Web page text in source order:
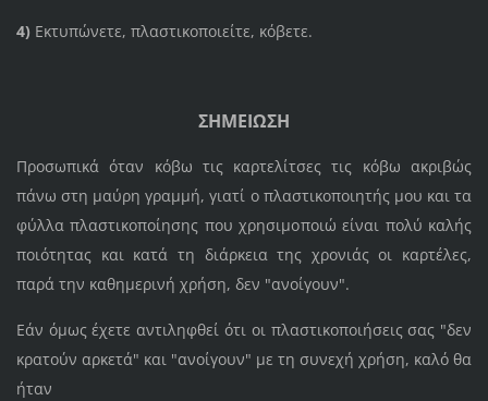
4) Εκτυπώνετε, πλαστικοποιείτε, κόβετε.
ΣΗΜΕΙΩΣΗ
Προσωπικά όταν κόβω τις καρτελίτσες τις κόβω ακριβώς
πάνω στη μαύρη γραμμή, γιατί ο πλαστικοποιητής μου και τα
φύλλα πλαστικοποίησης που χρησιμοποιώ είναι πολύ καλής
ποιότητας και κατά τη διάρκεια της χρονιάς οι καρτέλες,
παρά την καθημερινή χρήση, δεν "ανοίγουν".
Εάν όμως έχετε αντιληφθεί ότι οι πλαστικοποιήσεις σας "δεν
κρατούν αρκετά" και "ανοίγουν" με τη συνεχή χρήση, καλό θα
ήταν